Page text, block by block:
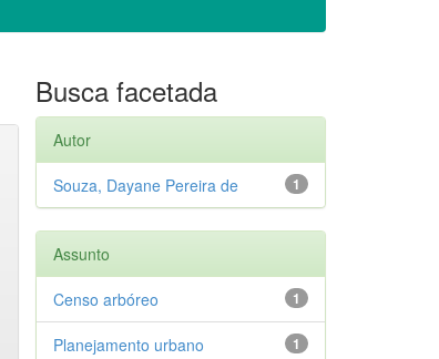
Busca facetada
Autor
1
Souza, Dayane Pereira de
Assunto
1
Censo arbóreo
1
Planejamento urbano